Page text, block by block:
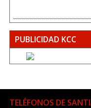
PUBLICIDAD KCC
TELÉFONOS DE